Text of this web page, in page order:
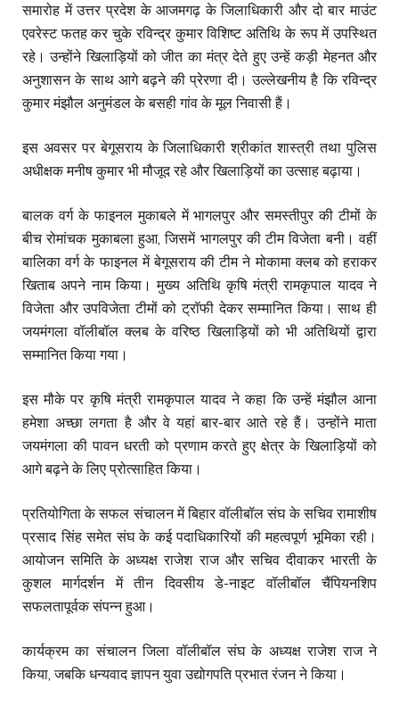
समारोह में उत्तर प्रदेश के आजमगढ़ के जिलाधिकारी और दो बार माउंट
एवरेस्ट फतह कर चुके रविन्द्र कुमार विशिष्ट अतिथि के रूप में उपस्थित
रहे। उन्होंने खिलाड़ियों को जीत का मंत्र देते हुए उन्हें कड़ी मेहनत और
अनुशासन के साथ आगे बढ़ने की प्रेरणा दी। उल्लेखनीय है कि रविन्द्र
कुमार मंझौल अनुमंडल के बसही गांव के मूल निवासी हैं।
इस अवसर पर बेगूसराय के जिलाधिकारी श्रीकांत शास्त्री तथा पुलिस
अधीक्षक मनीष कुमार भी मौजूद रहे और खिलाड़ियों का उत्साह बढ़ाया।
बालक वर्ग के फाइनल मुकाबले में भागलपुर और समस्तीपुर की टीमों के
बीच रोमांचक मुकाबला हुआ, जिसमें भागलपुर की टीम विजेता बनी। वहीं
बालिका वर्ग के फाइनल में बेगूसराय की टीम ने मोकामा क्लब को हराकर
खिताब अपने नाम किया। मुख्य अतिथि कृषि मंत्री रामकृपाल यादव ने
विजेता और उपविजेता टीमों को ट्रॉफी देकर सम्मानित किया। साथ ही
जयमंगला वॉलीबॉल क्लब के वरिष्ठ खिलाड़ियों को भी अतिथियों द्वारा
सम्मानित किया गया।
इस मौके पर कृषि मंत्री रामकृपाल यादव ने कहा कि उन्हें मंझौल आना
हमेशा अच्छा लगता है और वे यहां बार-बार आते रहे हैं। उन्होंने माता
जयमंगला की पावन धरती को प्रणाम करते हुए क्षेत्र के खिलाड़ियों को
आगे बढ़ने के लिए प्रोत्साहित किया।
प्रतियोगिता के सफल संचालन में बिहार वॉलीबॉल संघ के सचिव रामाशीष
प्रसाद सिंह समेत संघ के कई पदाधिकारियों की महत्वपूर्ण भूमिका रही।
आयोजन समिति के अध्यक्ष राजेश राज और सचिव दीवाकर भारती के
कुशल मार्गदर्शन में तीन दिवसीय डे-नाइट वॉलीबॉल चैंपियनशिप
सफलतापूर्वक संपन्न हुआ।
कार्यक्रम का संचालन जिला वॉलीबॉल संघ के अध्यक्ष राजेश राज ने
किया, जबकि धन्यवाद ज्ञापन युवा उद्योगपति प्रभात रंजन ने किया।